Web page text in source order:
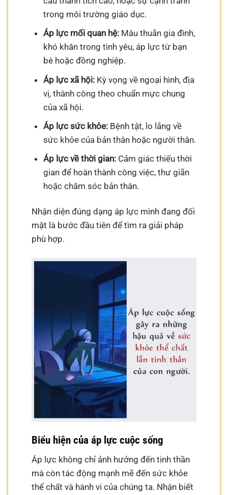
trong môi trường giáo dục.
Áp lực mối quan hệ:Mâu thuẫn gia đình,
khó khăn trong tình yêu, áp lực từ bạn
bè hoặc đồng nghiệp.
Áp lực xã hội:Kỳ vọng về ngoại hình, địa
vị, thành công theo chuẩn mực chung
của xã hội.
Áp lực sức khỏe:Bệnh tật, lo lắng về
sức khỏe của bản thân hoặc người thân.
Áp lực về thời gian:Cảm giác thiếu thời
gian để hoàn thành công việc, thư giãn
hoặc chăm sóc bản thân.
Nhận diện đúng dạng áp lực mình đang đối
mặt là bước đầu tiên để tìm ra giải pháp
phù hợp.
Biểu hiện của áp lực cuộc sống
Áp lực không chỉ ảnh hưởng đến tinh thần
mà còn tác động mạnh mẽ đến sức khỏe
thể chất và hành vi của chúng ta. Nhận biết